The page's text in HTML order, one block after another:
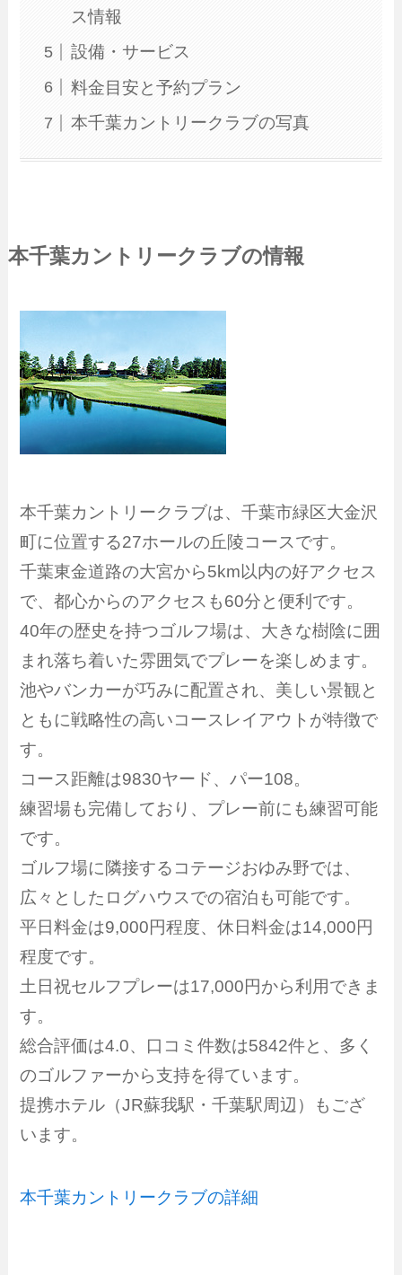
ス情報
設備・サービス
料金目安と予約プラン
本千葉カントリークラブの写真
本千葉カントリークラブの情報
本千葉カントリークラブは、千葉市緑区大金沢
町に位置する27ホールの丘陵コースです。
千葉東金道路の大宮から5km以内の好アクセス
で、都心からのアクセスも60分と便利です。
40年の歴史を持つゴルフ場は、大きな樹陰に囲
まれ落ち着いた雰囲気でプレーを楽しめます。
池やバンカーが巧みに配置され、美しい景観と
ともに戦略性の高いコースレイアウトが特徴で
す。
コース距離は9830ヤード、パー108。
練習場も完備しており、プレー前にも練習可能
です。
ゴルフ場に隣接するコテージおゆみ野では、
広々としたログハウスでの宿泊も可能です。
平日料金は9,000円程度、休日料金は14,000円
程度です。
土日祝セルフプレーは17,000円から利用できま
す。
総合評価は4.0、口コミ件数は5842件と、多く
のゴルファーから支持を得ています。
提携ホテル（JR蘇我駅・千葉駅周辺）もござ
います。
本千葉カントリークラブの詳細